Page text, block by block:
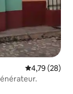
Évaluation
4,79 (28)